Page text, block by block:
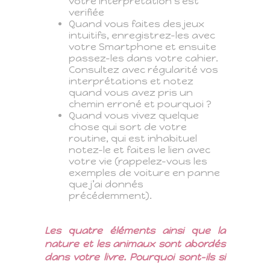
verifiée
Quand vous faites des jeux
intuitifs, enregistrez-les avec
votre Smartphone et ensuite
passez-les dans votre cahier.
Consultez avec régularité vos
interprétations et notez
quand vous avez pris un
chemin erroné et pourquoi ?
Quand vous vivez quelque
chose qui sort de votre
routine, qui est inhabituel
notez-le et faites le lien avec
votre vie (rappelez-vous les
exemples de voiture en panne
que j’ai donnés
précédemment).
Les quatre éléments ainsi que la
nature et les animaux sont abordés
dans votre livre. Pourquoi sont-ils si